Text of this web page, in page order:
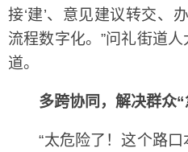
接‘建’、意见建议转交、
流程数字化。”问礼街道
道。
多跨协同，解决群众
“太危险了！这个路口